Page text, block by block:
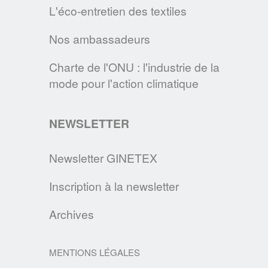
NEUVE !
Cette nouvelle version s’enrichit de
nouvelles rubriques pour devenir la
d’éco-entretien.
EN SAVOIR PLUS
DEVENEZ MAÎTRE DE VOTRE LINGE,
GRÂCE AUX CONSEILS DE L’A.I.S.E., DE
Une liste de conseils courte et claire pour un
L'éco-entretien des textiles
Nos ambassadeurs
Charte de l'ONU : l'industrie de la
mode pour l'action climatique
NEWSLETTER
Newsletter GINETEX
Inscription à la newsletter
Archives
MENTIONS LÉGALES